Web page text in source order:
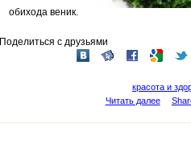
обихода веник.
Поделиться с друзьями
красота и
Читать далее